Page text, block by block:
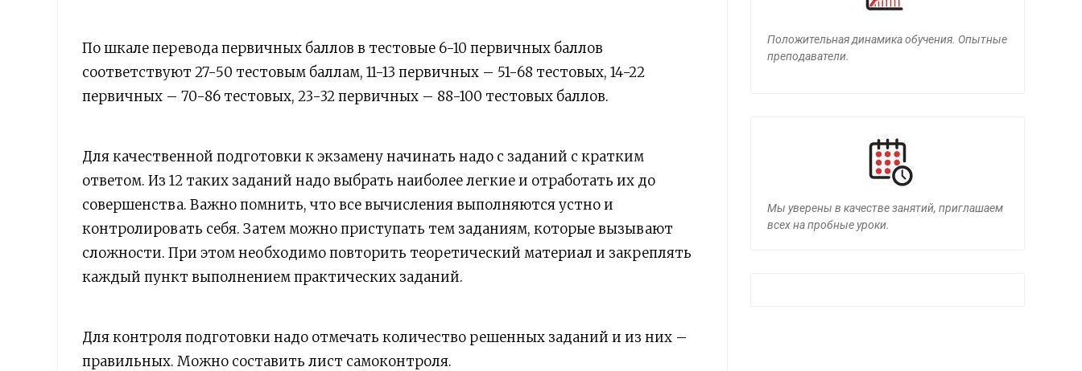
По шкале перевода первичных баллов в тестовые 6-10 первичных баллов
соответствуют 27-50 тестовым баллам, 11-13 первичных – 51-68 тестовых, 14-22
первичных – 70-86 тестовых, 23-32 первичных – 88-100 тестовых баллов.
Для качественной подготовки к экзамену начинать надо с заданий с кратким
ответом. Из 12 таких заданий надо выбрать наиболее легкие и отработать их до
совершенства. Важно помнить, что все вычисления выполняются устно и
контролировать себя. Затем можно приступать тем заданиям, которые вызывают
сложности. При этом необходимо повторить теоретический материал и закреплять
каждый пункт выполнением практических заданий.
Для контроля подготовки надо отмечать количество решенных заданий и из них –
правильных. Можно составить лист самоконтроля.
Положительная динамика обучения. Опытные
преподаватели.
Мы уверены в качестве занятий, приглашаем
всех на пробные уроки.